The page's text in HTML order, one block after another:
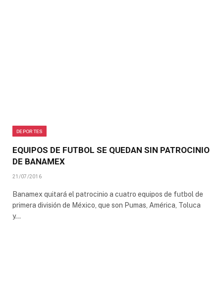
DEPORTES
EQUIPOS DE FUTBOL SE QUEDAN SIN PATROCINIO
DE BANAMEX
21/07/2016
Banamex quitará el patrocinio a cuatro equipos de futbol de
primera división de México, que son Pumas, América, Toluca
y…